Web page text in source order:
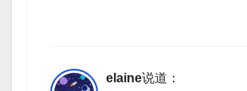
elaine说道：